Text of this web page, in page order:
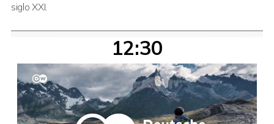
siglo XXI.
12:30